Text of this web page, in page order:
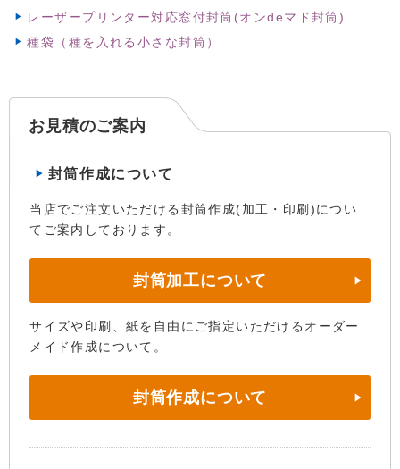
レーザープリンター対応窓付封筒(オンdeマド封筒)
種袋（種を入れる小さな封筒）
お見積のご案内
封筒作成について
当店でご注文いただける封筒作成(加工・印刷)につい
てご案内しております。
封筒加工について
サイズや印刷、紙を自由にご指定いただけるオーダー
メイド作成について。
封筒作成について